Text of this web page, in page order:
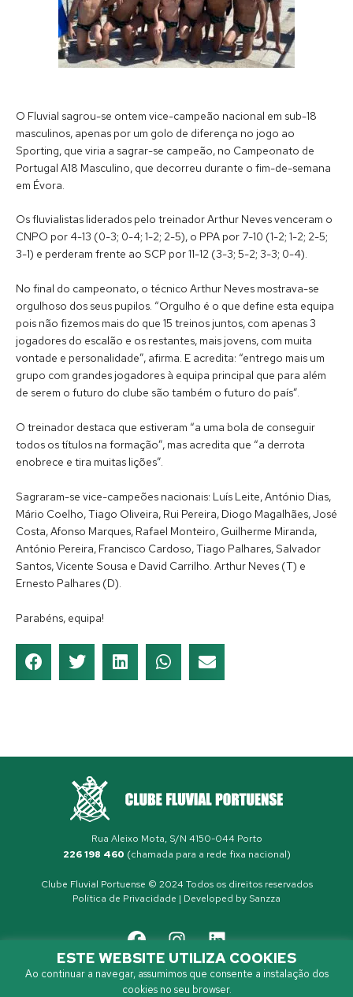
O Fluvial sagrou-se ontem vice-campeão nacional em sub-18
masculinos, apenas por um golo de diferença no jogo ao
Sporting, que viria a sagrar-se campeão, no Campeonato de
Portugal A18 Masculino, que decorreu durante o fim-de-semana
em Évora.
Os fluvialistas liderados pelo treinador Arthur Neves venceram o
CNPO por 4-13 (0-3; 0-4; 1-2; 2-5), o PPA por 7-10 (1-2; 1-2; 2-5;
3-1) e perderam frente ao SCP por 11-12 (3-3; 5-2; 3-3; 0-4).
No final do campeonato, o técnico Arthur Neves mostrava-se
orgulhoso dos seus pupilos. “Orgulho é o que define esta equipa
pois não fizemos mais do que 15 treinos juntos, com apenas 3
jogadores do escalão e os restantes, mais jovens, com muita
vontade e personalidade”, afirma. E acredita: “entrego mais um
grupo com grandes jogadores à equipa principal que para além
de serem o futuro do clube são também o futuro do país”.
O treinador destaca que estiveram “a uma bola de conseguir
todos os títulos na formação”, mas acredita que “a derrota
enobrece e tira muitas lições”.
Sagraram-se vice-campeões nacionais: Luís Leite, António Dias,
Mário Coelho, Tiago Oliveira, Rui Pereira, Diogo Magalhães, José
Costa, Afonso Marques, Rafael Monteiro, Guilherme Miranda,
António Pereira, Francisco Cardoso, Tiago Palhares, Salvador
Santos, Vicente Sousa e David Carrilho. Arthur Neves (T) e
Ernesto Palhares (D).
Parabéns, equipa!
Rua Aleixo Mota, S/N 4150-044 Porto
226 198 460 (chamada para a rede fixa nacional)
Clube Fluvial Portuense © 2024 Todos os direitos reservados
Política de Privacidade | Developed by Sanzza
ESTE WEBSITE UTILIZA COOKIES
Ao continuar a navegar, assumimos que consente a instalação dos
cookies no seu browser.